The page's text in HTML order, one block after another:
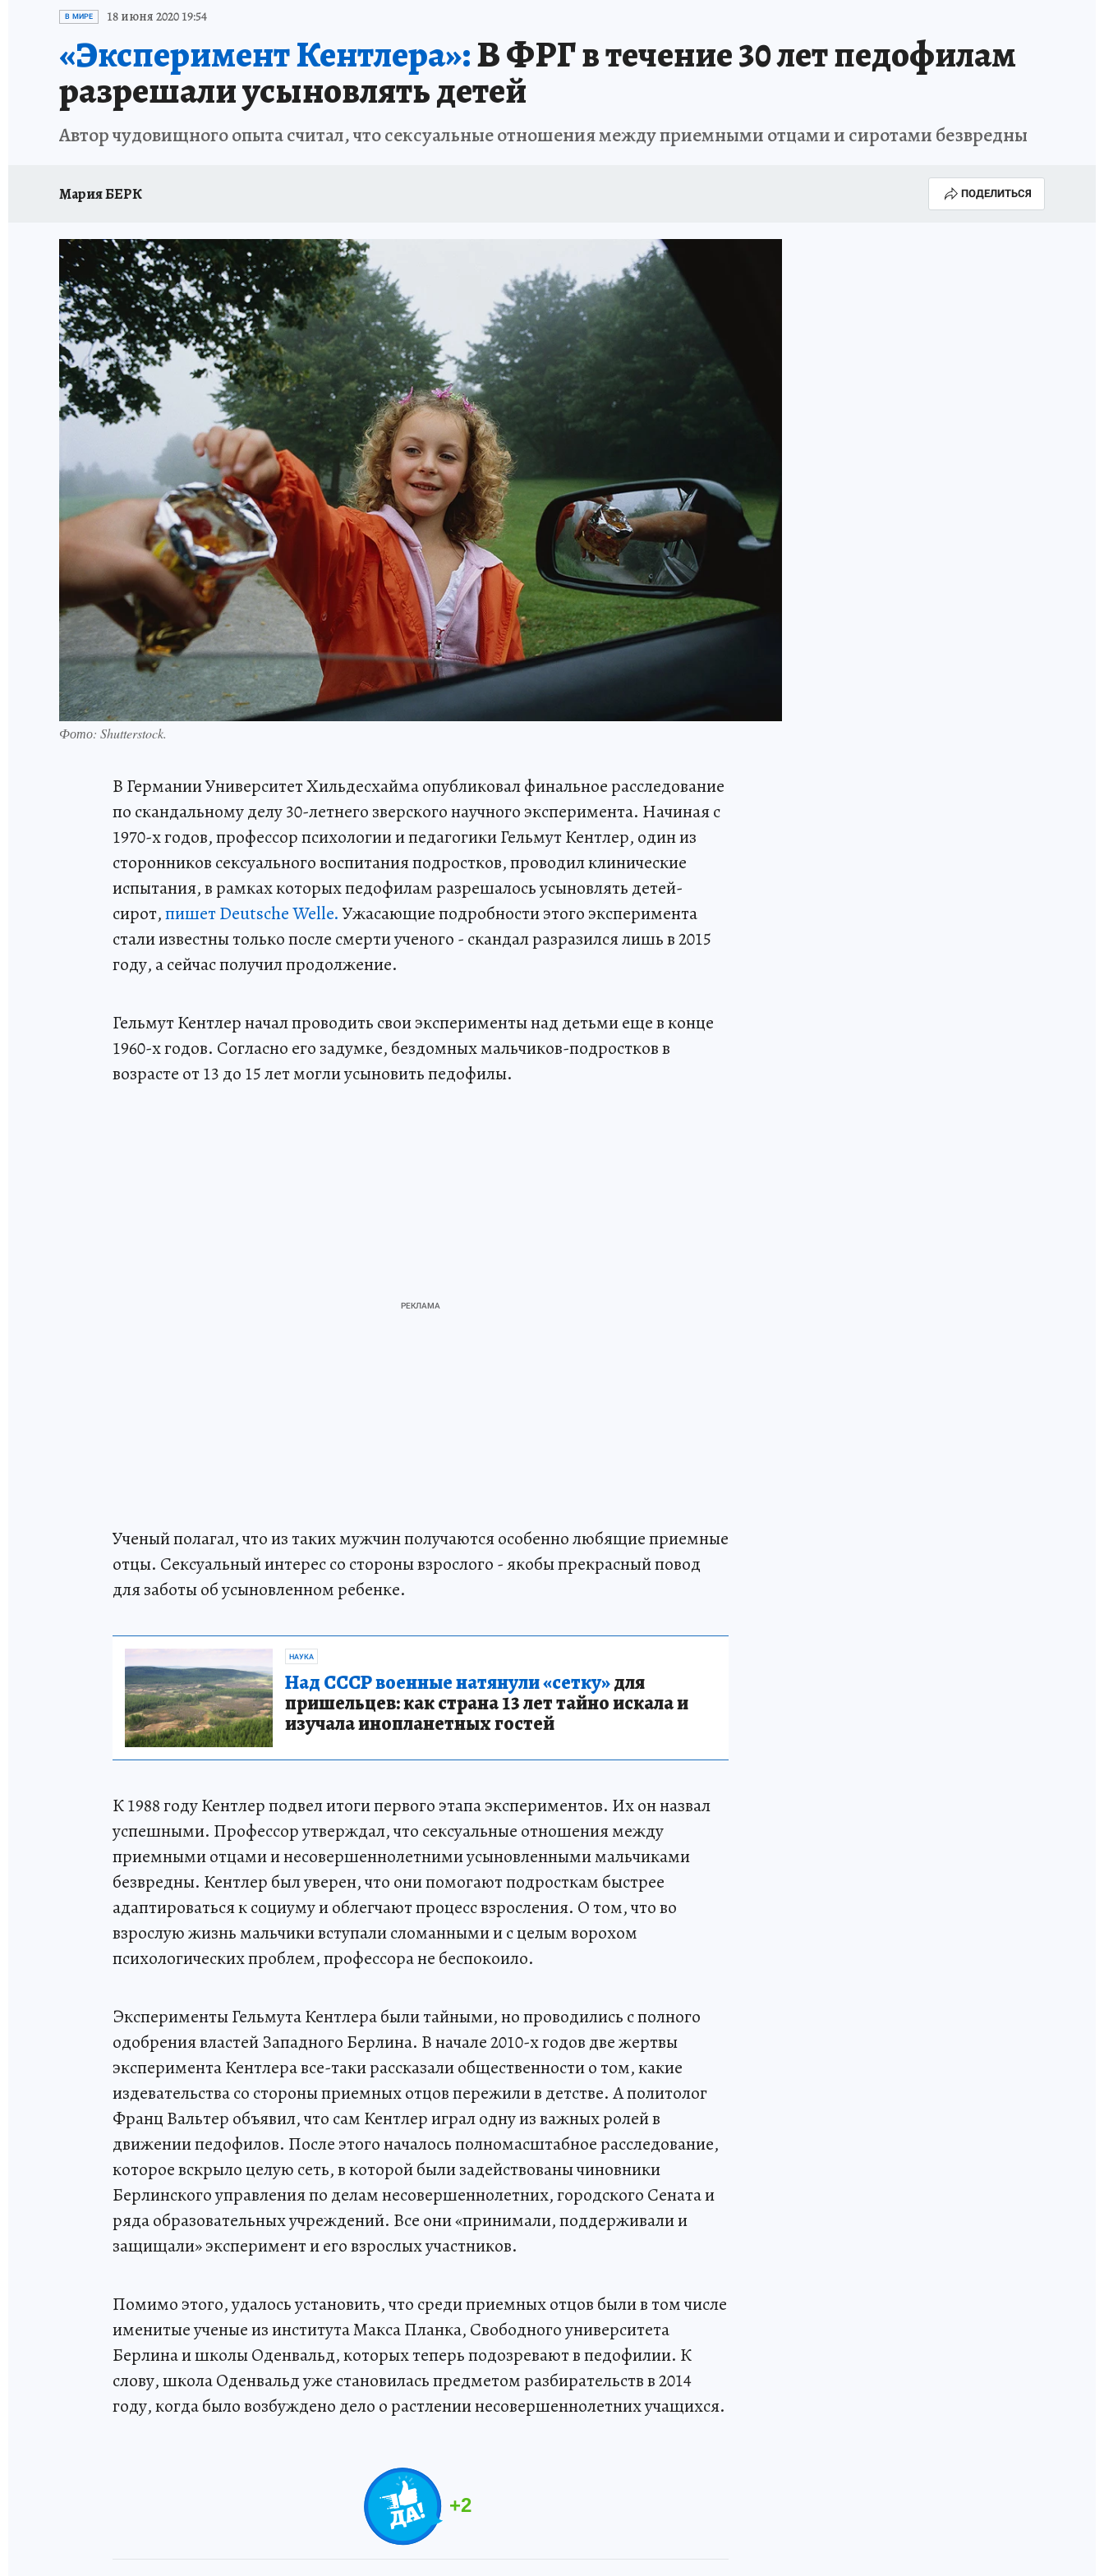
ИСПЫТАНО НА СЕБЕ
В МИРЕ 18 июня 2020 19:54
«Эксперимент Кентлера»:В ФРГ в течение 30 лет педофилам
разрешали усыновлять детей
Автор чудовищного опыта считал, что сексуальные отношения между приемными отцами и сиротами безвредны
Мария БЕРК ПОДЕЛИТЬСЯ
Фото: Shutterstock.
В Германии Университет Хильдесхайма опубликовал финальное расследование
по скандальному делу 30-летнего зверского научного эксперимента. Начиная с
1970-х годов, профессор психологии и педагогики Гельмут Кентлер, один из
сторонников сексуального воспитания подростков, проводил клинические
испытания, в рамках которых педофилам разрешалось усыновлять детей-
сирот,пишет Deutsche Welle. Ужасающие подробности этого эксперимента
стали известны только после смерти ученого - скандал разразился лишь в 2015
году, а сейчас получил продолжение.
Гельмут Кентлер начал проводить свои эксперименты над детьми еще в конце
1960-х годов. Согласно его задумке, бездомных мальчиков-подростков в
возрасте от 13 до 15 лет могли усыновить педофилы.
Ученый полагал, что из таких мужчин получаются особенно любящие приемные
отцы. Сексуальный интерес со стороны взрослого - якобы прекрасный повод
для заботы об усыновленном ребенке.
НАУКА
Над СССР военные натянули «сетку»для
пришельцев: как страна 13 лет тайно искала и
изучала инопланетных гостей
К 1988 году Кентлер подвел итоги первого этапа экспериментов. Их он назвал
успешными. Профессор утверждал, что сексуальные отношения между
приемными отцами и несовершеннолетними усыновленными мальчиками
безвредны. Кентлер был уверен, что они помогают подросткам быстрее
адаптироваться к социуму и облегчают процесс взросления. О том, что во
взрослую жизнь мальчики вступали сломанными и с целым ворохом
психологических проблем, профессора не беспокоило.
Эксперименты Гельмута Кентлера были тайными, но проводились с полного
одобрения властей Западного Берлина. В начале 2010-х годов две жертвы
эксперимента Кентлера все-таки рассказали общественности о том, какие
издевательства со стороны приемных отцов пережили в детстве. А политолог
Франц Вальтер объявил, что сам Кентлер играл одну из важных ролей в
движении педофилов. После этого началось полномасштабное расследование,
которое вскрыло целую сеть, в которой были задействованы чиновники
Берлинского управления по делам несовершеннолетних, городского Сената и
ряда образовательных учреждений. Все они «принимали, поддерживали и
защищали» эксперимент и его взрослых участников.
Помимо этого, удалось установить, что среди приемных отцов были в том числе
именитые ученые из института Макса Планка, Свободного университета
Берлина и школы Оденвальд, которых теперь подозревают в педофилии. К
слову, школа Оденвальд уже становилась предметом разбирательств в 2014
году, когда было возбуждено дело о растлении несовершеннолетних учащихся.
+2